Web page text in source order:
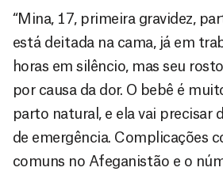
“Mina, 17, primeira gravidez,
está deitada na cama, já em
horas em silêncio, mas seu
por causa da dor. O bebê é
parto natural, e ela vai precisar
de emergência. Complicações
comuns no Afeganistão e o